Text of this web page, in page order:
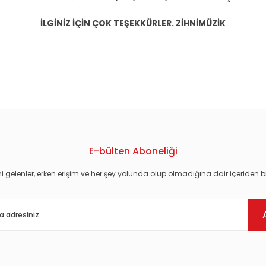
İLGİNİZ İÇİN ÇOK TEŞEKKÜRLER. ZİHNİMÜZİK
E-bülten Aboneliği
gelenler, erken erişim ve her şey yolunda olup olmadığına dair içeriden